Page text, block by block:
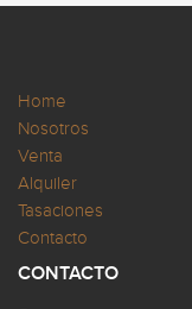
Home
Nosotros
Venta
Alquiler
Tasaciones
Contacto
CONTACTO